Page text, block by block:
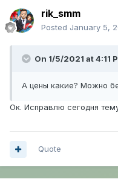
ютьюб, твиттер,
программу со
зарабатывай.
rik_smm
Posted January 5,
On 1/5/2021 at 4:11
А цены какие? Можно
Ок. Исправлю сегодня
Quote